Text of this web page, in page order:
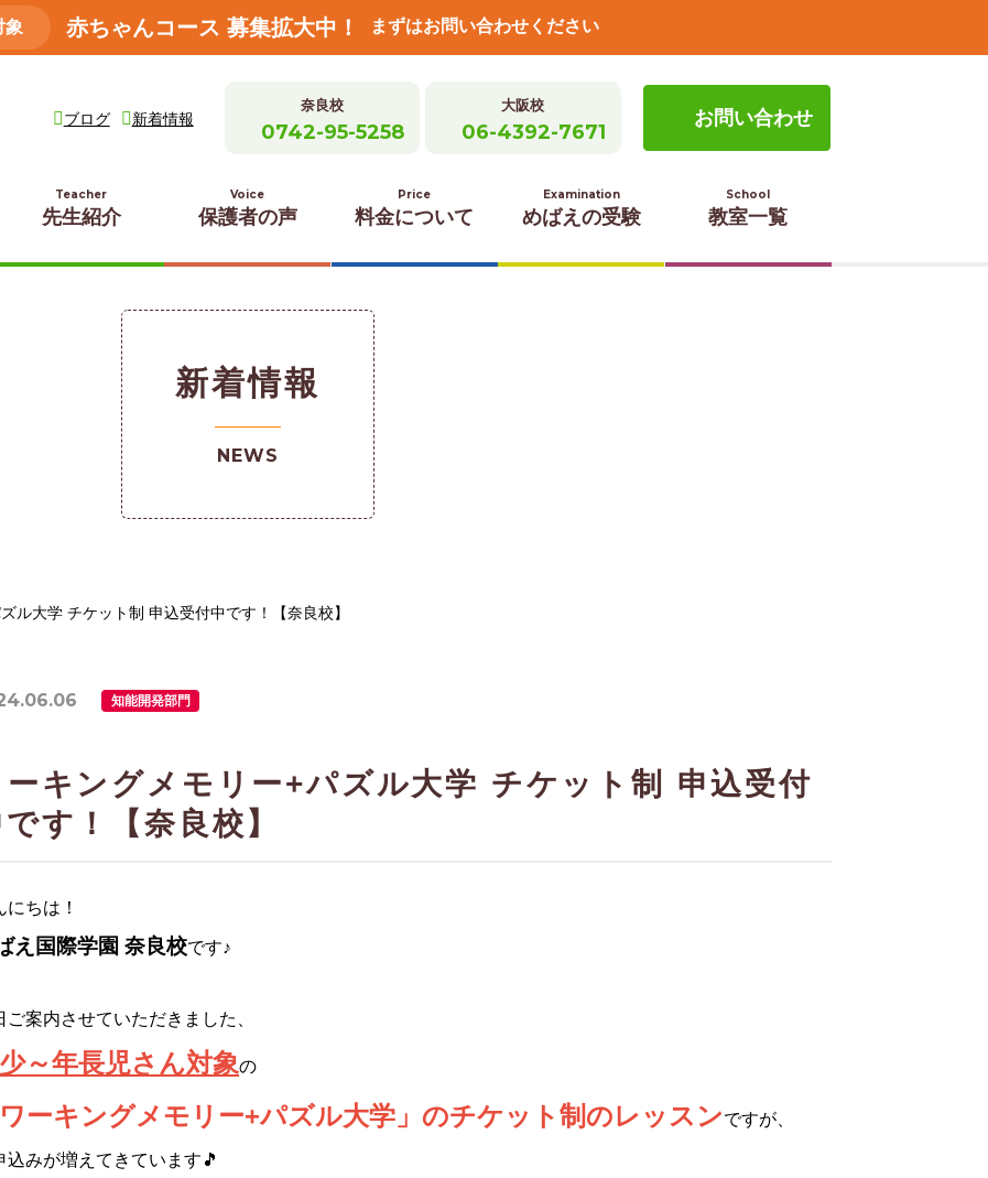
象 赤ちゃんコース 募集拡大中！ まずはお問い合わせください
ブログ 新着情報
奈良校
0742-95-5258
大阪校
06-4392-7671
お問い合わせ
Teacher
先生紹介
Voice
保護者の声
Price
料金について
Examination
めばえの受験
School
教室一覧
新着情報
NEWS
ル大学 チケット制 申込受付中です！【奈良校】
知能開発部門
ーキングメモリー+パズル大学 チケット制 申込受付
す！【奈良校】
にちは！
え国際学園 奈良校です♪
ご案内させていただきました、
～年長児さん対象の
ワーキングメモリー+パズル大学」のチケット制のレッスンですが、
込みが増えてきています🎵